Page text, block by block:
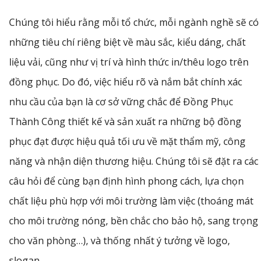
Chúng tôi hiểu rằng mỗi tổ chức, mỗi ngành nghề sẽ có
những tiêu chí riêng biệt về màu sắc, kiểu dáng, chất
liệu vải, cũng như vị trí và hình thức in/thêu logo trên
đồng phục. Do đó, việc hiểu rõ và nắm bắt chính xác
nhu cầu của bạn là cơ sở vững chắc để Đồng Phục
Thành Công thiết kế và sản xuất ra những bộ đồng
phục đạt được hiệu quả tối ưu về mặt thẩm mỹ, công
năng và nhận diện thương hiệu. Chúng tôi sẽ đặt ra các
câu hỏi để cùng bạn định hình phong cách, lựa chọn
chất liệu phù hợp với môi trường làm việc (thoáng mát
cho môi trường nóng, bền chắc cho bảo hộ, sang trọng
cho văn phòng…), và thống nhất ý tưởng về logo,